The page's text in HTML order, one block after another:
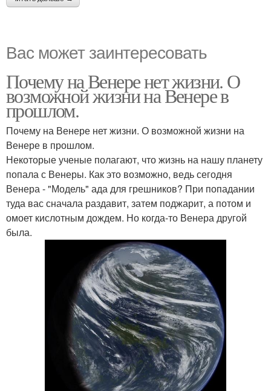
Вас может заинтересовать
Почему на Венере нет жизни. О
возможной жизни на Венере в
прошлом.
Почему на Венере нет жизни. О возможной жизни на
Венере в прошлом.
Некоторые ученые полагают, что жизнь на нашу планету
попала с Венеры. Как это возможно, ведь сегодня
Венера - "Модель" ада для грешников? При попадании
туда вас сначала раздавит, затем поджарит, а потом и
омоет кислотным дождем. Но когда-то Венера другой
была.